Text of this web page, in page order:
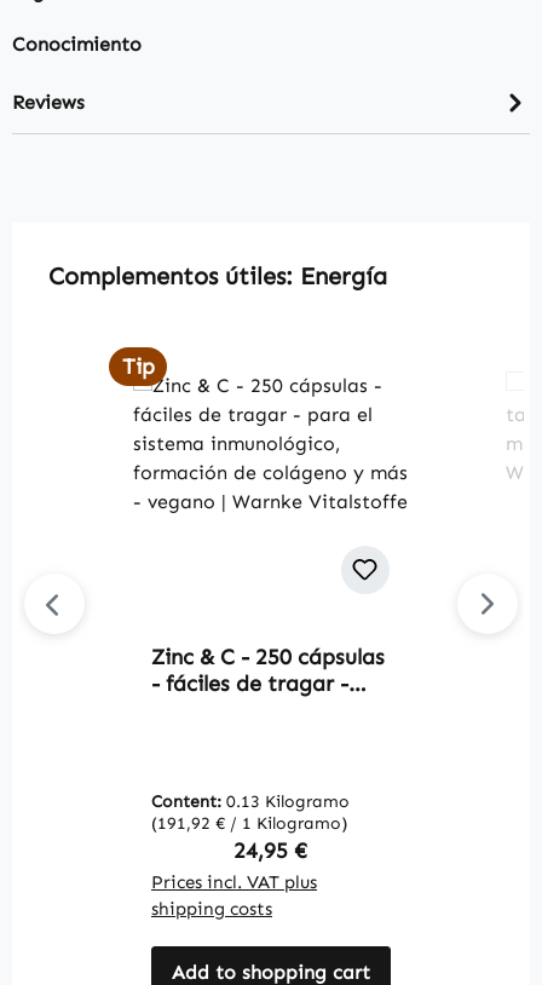
Conocimiento
Reviews
Skip product gallery
Complementos útiles: Energía
Tip
Zinc & C - 250 cápsulas
- fáciles de tragar -
y más - vegano |
Warnke Vitalstoffe
Content: 0.13 Kilogramo
(191,92 € / 1 Kilogramo)
Regular price:
24,95 €
Prices incl. VAT plus
shipping costs
Add to shopping cart